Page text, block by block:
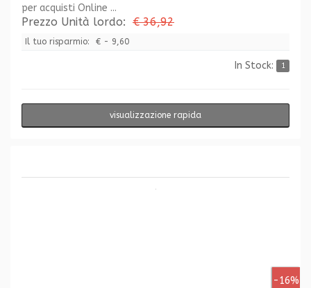
per acquisti Online ...
Prezzo Unità lordo: € 36,92
Il tuo risparmio: € - 9,60
In Stock: 1
visualizzazione rapida
-16%